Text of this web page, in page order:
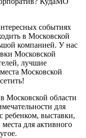
событиях
в Московской
компанией. У нас
Московской
лучшие
Московской
Московской области
для
ребенком, выставки,
для активного